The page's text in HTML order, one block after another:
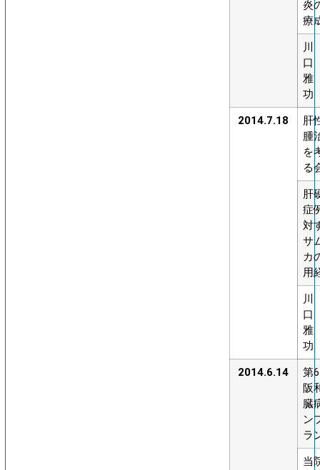
炎
療
川
口
雅
功
2014.7.18
肝
腫
を
る
肝
症
対
サ
カ
用
川
口
雅
功
2014.6.14
第
阪
臓
ン
ラ
当